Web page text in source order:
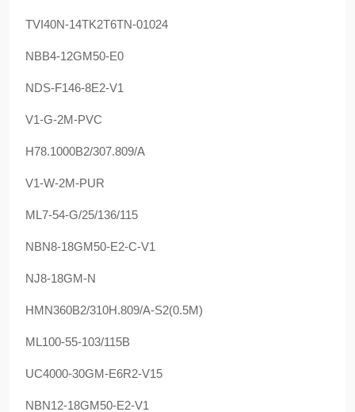
TVI40N-14TK2T6TN-01024
NBB4-12GM50-E0
NDS-F146-8E2-V1
V1-G-2M-PVC
H78.1000B2/307.809/A
V1-W-2M-PUR
ML7-54-G/25/136/115
NBN8-18GM50-E2-C-V1
NJ8-18GM-N
HMN360B2/310H.809/A-S2(0.5M)
ML100-55-103/115B
UC4000-30GM-E6R2-V15
NBN12-18GM50-E2-V1